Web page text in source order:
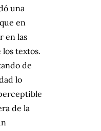
una
en
en las
textos.
de
lo
de la